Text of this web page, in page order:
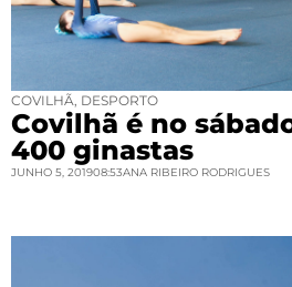
COVILHÃ DESPORTO
Covilhã é no
400 ginastas
JUNHO 5, 201908:53ANA RIBEIRO RODRIGUES